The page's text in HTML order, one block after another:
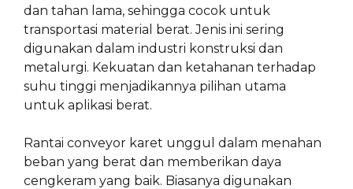
dan tahan lama, sehingga cocok untuk
transportasi material berat. Jenis ini sering
digunakan dalam industri konstruksi dan
metalurgi. Kekuatan dan ketahanan terhadap
suhu tinggi menjadikannya pilihan utama
untuk aplikasi berat.
Rantai conveyor karet unggul dalam menahan
beban yang berat dan memberikan daya
cengkeram yang baik. Biasanya digunakan